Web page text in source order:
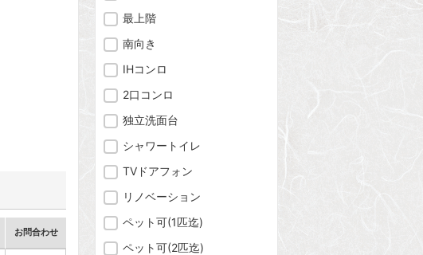
お問合わせ
最上階
南向き
IHコンロ
2口コンロ
独立洗面台
シャワートイレ
TVドアフォン
リノベーション
ペット可(1匹迄)
ペット可(2匹迄)